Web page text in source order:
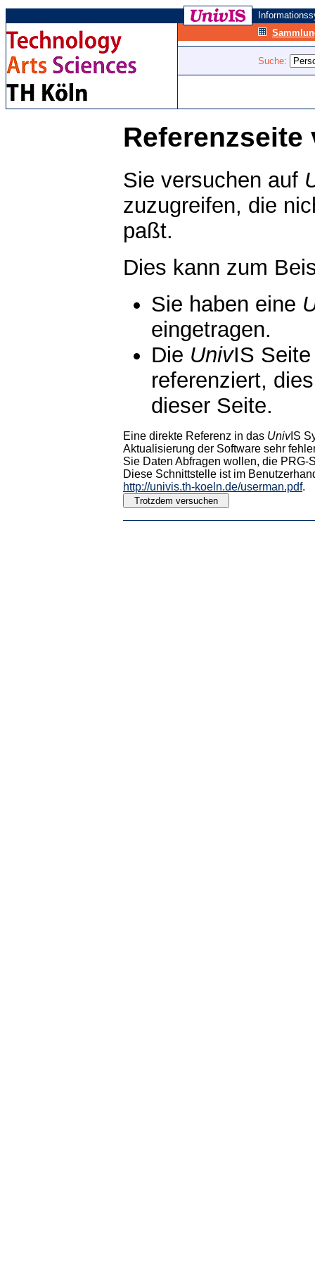
Suche:
Referenzseite
Sie versuchen auf
zuzugreifen, die
paßt.
Dies kann zum
Sie haben eine
eingetragen.
Die UnivIS
referenziert,
dieser Seite.
Eine direkte Referenz in das UnivIS
Aktualisierung der Software sehr
Sie Daten Abfragen wollen, die PRG-
Diese Schnittstelle ist im
http://univis.th-koeln.de/userman.pdf.